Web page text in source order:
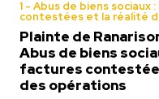
1 - Abus de biens sociaux
contestées et la réalité
Plainte de
Abus de biens
factures
des opérations